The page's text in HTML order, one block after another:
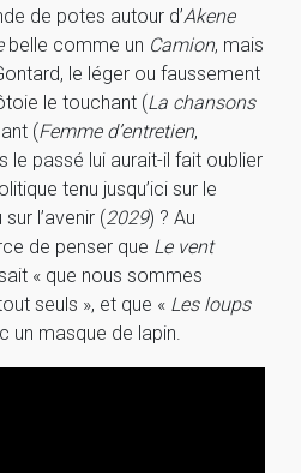
de potes autour d’Akene
belle comme un Camion, mais
le léger ou faussement
le touchant (La chansons
(Femme d’entretien,
le passé lui aurait-il fait oublier
tenu jusqu’ici sur le
l’avenir (2029) ? Au
de penser que Le vent
« que nous sommes
seuls », et que « Les loups
un masque de lapin.